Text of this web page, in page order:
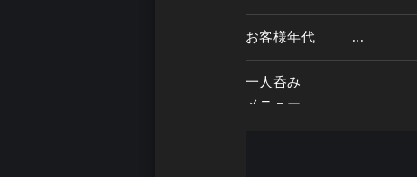
お客様年代 ...
一人呑み
メニュー